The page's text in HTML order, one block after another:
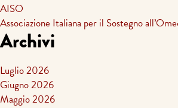
AISO
Associazione Italiana per il Sostegno
Archivi
Luglio 2026
Giugno 2026
Maggio 2026